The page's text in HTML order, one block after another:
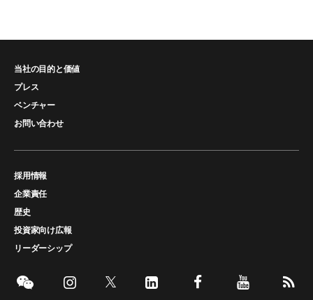
当社の目的と価値
プレス
ベンチャー
お問い合わせ
採用情報
企業責任
歴史
投資家向け広報
リーダーシップ